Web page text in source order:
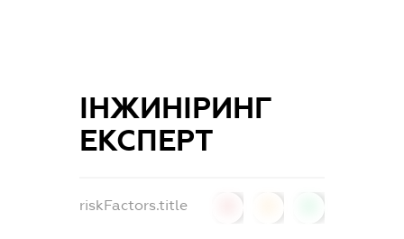
ІНЖИНІРИНГ
ЕКСПЕРТ
riskFactors.title